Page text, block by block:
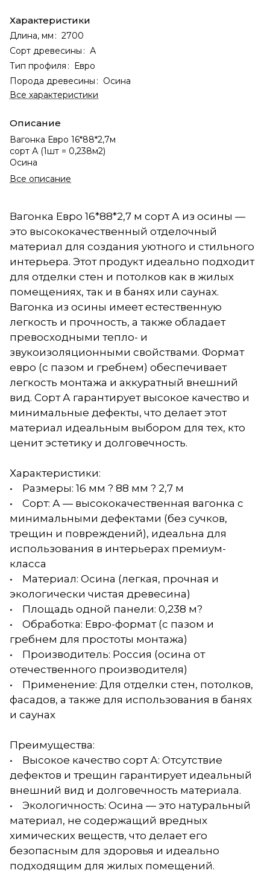
Характеристики
Длина, мм : 2700
Сорт древесины : А
Тип профиля : Евро
Порода древесины : Осина
Все характеристики
Описание
Вагонка Евро 16*88*2,7м
сорт А (1шт = 0,238м2)
Осина
Все описание
Вагонка Евро 16*88*2,7 м сорт А из осины —
это высококачественный отделочный
материал для создания уютного и стильного
интерьера. Этот продукт идеально подходит
для отделки стен и потолков как в жилых
помещениях, так и в банях или саунах.
Вагонка из осины имеет естественную
легкость и прочность, а также обладает
превосходными тепло- и
звукоизоляционными свойствами. Формат
евро (с пазом и гребнем) обеспечивает
легкость монтажа и аккуратный внешний
вид. Сорт А гарантирует высокое качество и
минимальные дефекты, что делает этот
материал идеальным выбором для тех, кто
ценит эстетику и долговечность.
Характеристики:
• Размеры: 16 мм ? 88 мм ? 2,7 м
• Сорт: А — высококачественная вагонка с
минимальными дефектами (без сучков,
трещин и повреждений), идеальна для
использования в интерьерах премиум-
класса
• Материал: Осина (легкая, прочная и
экологически чистая древесина)
• Площадь одной панели: 0,238 м?
• Обработка: Евро-формат (с пазом и
гребнем для простоты монтажа)
• Производитель: Россия (осина от
отечественного производителя)
• Применение: Для отделки стен, потолков,
фасадов, а также для использования в банях
и саунах
Преимущества:
• Высокое качество сорт А: Отсутствие
дефектов и трещин гарантирует идеальный
внешний вид и долговечность материала.
• Экологичность: Осина — это натуральный
материал, не содержащий вредных
химических веществ, что делает его
безопасным для здоровья и идеально
подходящим для жилых помещений.